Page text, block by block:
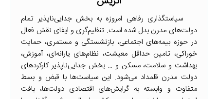
سیاستگذاری رفاهی امروزه به بخش جدایی‌ناپذیر تمام
دولت‌های مدرن بدل شده است. تنظیم‌گری و ایفای نقش فعال
در حوزه بیمه‌های اجتماعی، بازنشستگی و مستمری، حمایت
خوراکی، تامین حداقل معیشت، نظام‌های یارانه‌ای، آموزش،
بهداشت و سلامت، مسکن و … بخش جدایی‌ناپذیر کارکردهای
دولت مدرن قلمداد می‌شود. این سیاست‌ها با قبض و بسط
متفاوت و وابسته به گرایش‌های اقتصادی دولت‌ها، بافت